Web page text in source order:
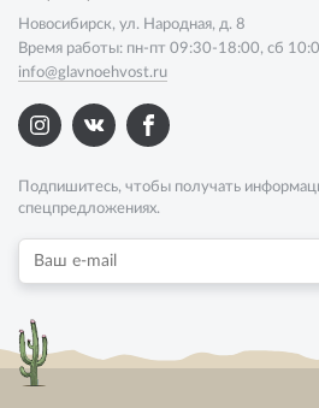
Новосибирск, ул. Народная, д. 8
Время работы: пн-пт 09:30-18:00, сб
info@glavnoehvost.ru
Подпишитесь, чтобы получать
спецпредложениях.